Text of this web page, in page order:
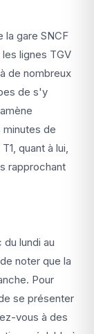
gare SNCF
lignes TGV
de nombreux
de s'y
de
quant à lui,
rapprochant
lundi au
noter que la
Pour
se présenter
vous à des